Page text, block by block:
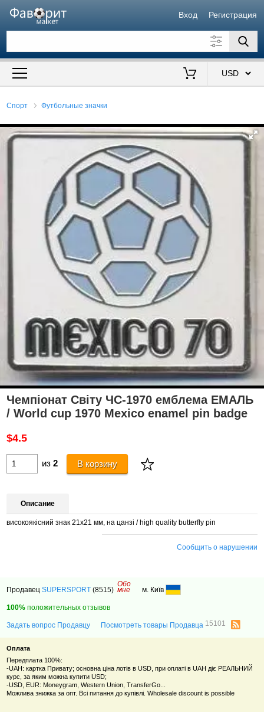
Вход Регистрация
Искать также в описании
Спорт Футбольные значки
Чемпіонат Світу ЧС-1970 емблема ЕМАЛЬ
/ World cup 1970 Mexico enamel pin badge
$4.5
из 2 В корзину
Описание
високоякісний знак 21х21 мм, на цанзі / high quality butterfly pin
Сообщить о нарушении
ПродавецSUPERSPORT (8515)
Обо
мне м. Київ
100% положительных отзывов
Задать вопрос Продавцу Посмотреть товары Продавца 15101
Оплата
Передплата 100%:
-UAH: картка Привату; основна ціна лотів в USD, при оплаті в UAH діє РЕАЛЬНИЙ
курс, за яким можна купити USD;
-USD, EUR: Moneygram, Western Union, TransferGo...
Можлива знижка за опт. Всі питання до купівлі. Wholesale discount is possible